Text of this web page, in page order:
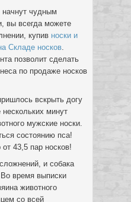
начнут чудным
вы всегда можете
купив носки и
Складе носков.
позволит сделать
по продаже носков
вскрыть догу
минут
мужские носки.
состоянию пса!
43,5 пар носков!
и собака
время выписки
животного
со всей